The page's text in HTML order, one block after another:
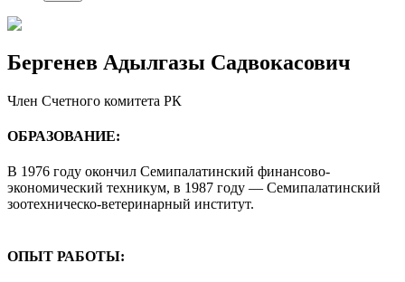
Бергенев Адылгазы Садвокасович
Член Счетного комитета РК
ОБРАЗОВАНИЕ:
В 1976 году окончил Семипалатинский финансово-
экономический техникум, в 1987 году — Семипалатинский
зоотехническо-ветеринарный институт.
ОПЫТ РАБОТЫ: